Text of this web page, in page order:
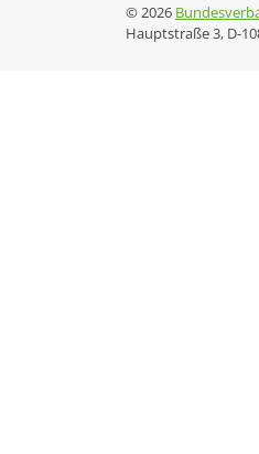
© 2026
Hauptstraße 3, D-